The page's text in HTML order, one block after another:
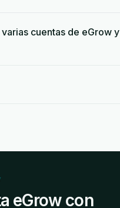
cuentas de eGrow y
eGrow con